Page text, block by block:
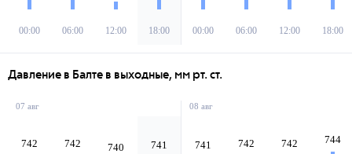
00:00 06:00 12:00 18:00 00:00 06:00 12:00 18:00
Давление в Балте в выходные, мм рт. ст.
07 авг
742 742 740 741
08 авг
741 742 742 744